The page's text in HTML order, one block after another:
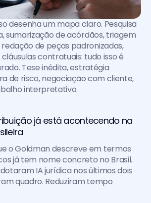
desenha um mapa claro. Pesquisa
sumarização de acórdãos, triagem
de peças padronizadas,
contratuais: tudo isso é
Tese inédita, estratégia
de risco, negociação com cliente,
interpretativo.
já está acontecendo na
o Goldman descreve em termos
já tem nome concreto no Brasil.
IA jurídica nos últimos dois
quadro. Reduziram tempo